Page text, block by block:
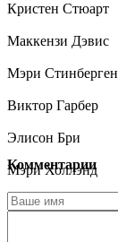
Кристен Стюарт
Маккензи Дэвис
Мэри Стинберген
Виктор Гарбер
Элисон Бри
Мэри Холлэнд
Дэн Леви
Комментарии